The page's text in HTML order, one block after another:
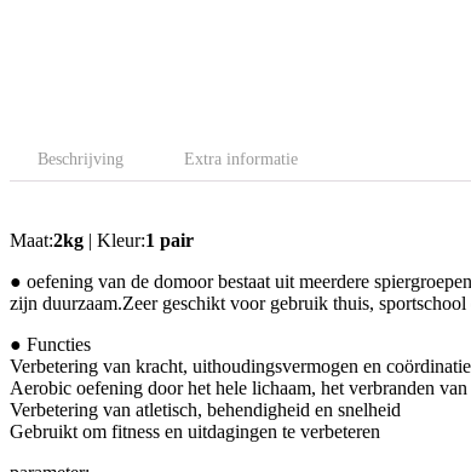
Beschrijving Extra informatie
Maat:2kg | Kleur:1 pair
● oefening van de domoor bestaat uit meerdere
zijn duurzaam.Zeer geschikt voor gebruik thuis, sportschool
● Functies
Verbetering van kracht, uithoudingsvermogen en coördinatie
Aerobic oefening door het hele lichaam, het verbranden van
Verbetering van atletisch, behendigheid en snelheid
Gebruikt om fitness en uitdagingen te verbeteren